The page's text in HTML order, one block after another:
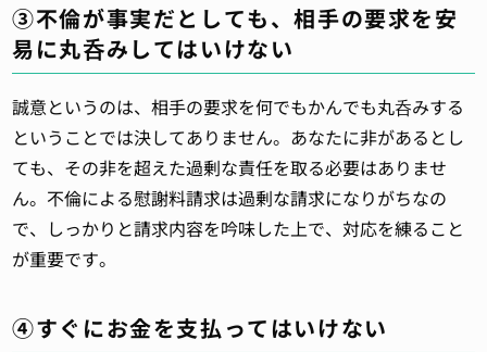
③不倫が事実だとしても、相手の要求を安
易に丸呑みしてはいけない
誠意というのは、相手の要求を何でもかんでも丸呑みする
ということでは決してありません。あなたに非があるとし
ても、その非を超えた過剰な責任を取る必要はありませ
ん。不倫による慰謝料請求は過剰な請求になりがちなの
で、しっかりと請求内容を吟味した上で、対応を練ること
が重要です。
④すぐにお金を支払ってはいけない